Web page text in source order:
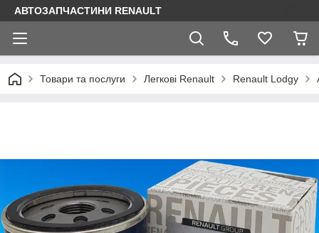
АВТОЗАПЧАСТИНИ RENAULT
Товари та послуги Легкові Renault Renault Lodgy